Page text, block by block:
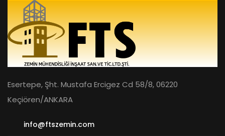
Esertepe, Şht. Mustafa Ercigez Cd 58/8, 06220
Keçiören/ANKARA
info@ftszemin.com